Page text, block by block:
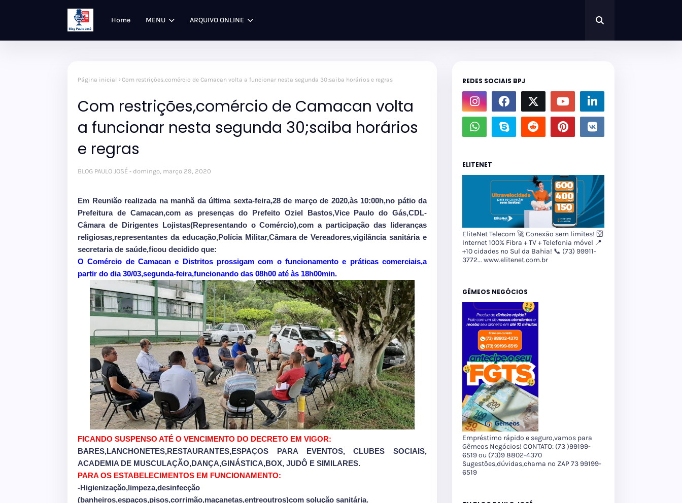
Home MENU ARQUIVO ONLINE
Página inicial Com restrições,comércio de Camacan volta a funcionar nesta segunda 30;saiba horários e regras
Com restrições,comércio de Camacan volta
a funcionar nesta segunda 30;saiba horários
e regras
BLOG PAULO JOSÉ domingo, março 29, 2020
Em Reunião realizada na manhã da última sexta-feira,28 de março de 2020,às 10:00h,no pátio da
Prefeitura de Camacan,com as presenças do Prefeito Oziel Bastos,Vice Paulo do Gás,CDL-
Câmara de Dirigentes Lojistas(Representando o Comércio),com a participação das lideranças
religiosas,representantes da educação,Polícia Militar,Câmara de Vereadores,vigilância sanitária e
secretaria de saúde,ficou decidido que:
O Comércio de Camacan e Distritos prossigam com o funcionamento e práticas comerciais,a
partir do dia 30/03,segunda-feira,funcionando das 08h00 até às 18h00min.
FICANDO SUSPENSO ATÉ O VENCIMENTO DO DECRETO EM VIGOR:
BARES,LANCHONETES,RESTAURANTES,ESPAÇOS PARA EVENTOS, CLUBES SOCIAIS,
ACADEMIA DE MUSCULAÇÃO,DANÇA,GINÁSTICA,BOX, JUDÔ E SIMILARES.
PARA OS ESTABELECIMENTOS EM FUNCIONAMENTO:
-Higienização,limpeza,desinfecção
(banheiros,espaços,pisos,corrimão,maçanetas,entreoutros)com solução sanitária.
REDES SOCIAIS BPJ
ELITENET
EliteNet Telecom 🚀 Conexão sem limites! 🛜
Internet 100% Fibra + TV + Telefonia móvel 📍
+10 cidades no Sul da Bahia! 📞 (73) 99911-
3772... www.elitenet.com.br
GÊMEOS NEGÓCIOS
Empréstimo rápido e seguro,vamos para
Gêmeos Negócios! CONTATO: (73 )99199-
6519 ou (73)9 8802-4370
Sugestões,dúvidas,chama no ZAP 73 99199-
6519